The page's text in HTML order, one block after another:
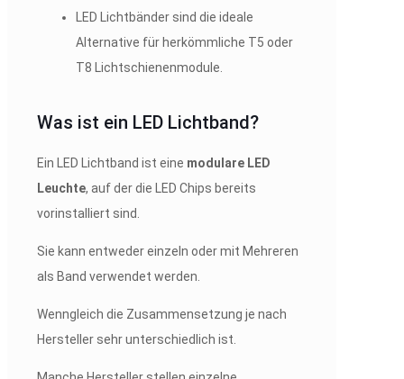
LED Lichtbänder sind die ideale
Alternative für herkömmliche T5 oder
T8 Lichtschienenmodule.
Was ist ein LED Lichtband?
Ein LED Lichtband ist eine modulare LED
Leuchte, auf der die LED Chips bereits
vorinstalliert sind.
Sie kann entweder einzeln oder mit Mehreren
als Band verwendet werden.
Wenngleich die Zusammensetzung je nach
Hersteller sehr unterschiedlich ist.